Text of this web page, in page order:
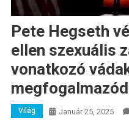
Pete Hegseth
ellen szexuális
vonatkozó
Világ Január 25, 2025